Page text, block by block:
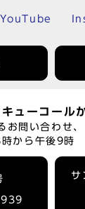
YouTube
ューコール
お問い合わせ
時から午後9時
サ